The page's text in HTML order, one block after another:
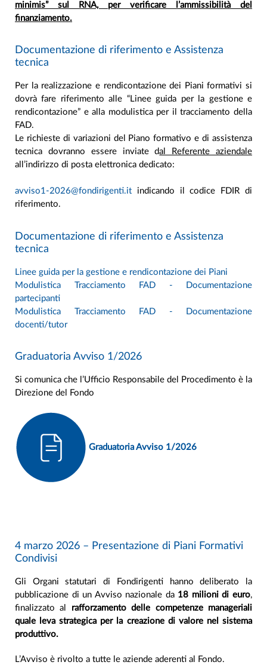
minimis” sul RNA, per verificare l’ammissibilità del
finanziamento.
Documentazione di riferimento e Assistenza
tecnica
Per la realizzazione e rendicontazione dei Piani formativi si
dovrà fare riferimento alle “Linee guida per la gestione e
rendicontazione” e alla modulistica per il tracciamento della
FAD.
Le richieste di variazioni del Piano formativo e di assistenza
tecnica dovranno essere inviate dal Referente aziendale
all’indirizzo di posta elettronica dedicato:
avviso1-2026@fondirigenti.it indicando il codice FDIR di
riferimento.
Documentazione di riferimento e Assistenza
tecnica
Linee guida per la gestione e rendicontazione dei Piani
Modulistica Tracciamento FAD - Documentazione
partecipanti
Modulistica Tracciamento FAD - Documentazione
docenti/tutor
Graduatoria Avviso 1/2026
Si comunica che l’Ufficio Responsabile del Procedimento è la
Direzione del Fondo
Graduatoria Avviso 1/2026
4 marzo 2026 – Presentazione di Piani Formativi
Condivisi
Gli Organi statutari di Fondirigenti hanno deliberato la
pubblicazione di un Avviso nazionale da 18 milioni di euro,
finalizzato al
rafforzamento delle competenze manageriali
quale leva strategica per la creazione di valore nel sistema
produttivo.
L’Avviso è rivolto a tutte le aziende aderenti al Fondo.